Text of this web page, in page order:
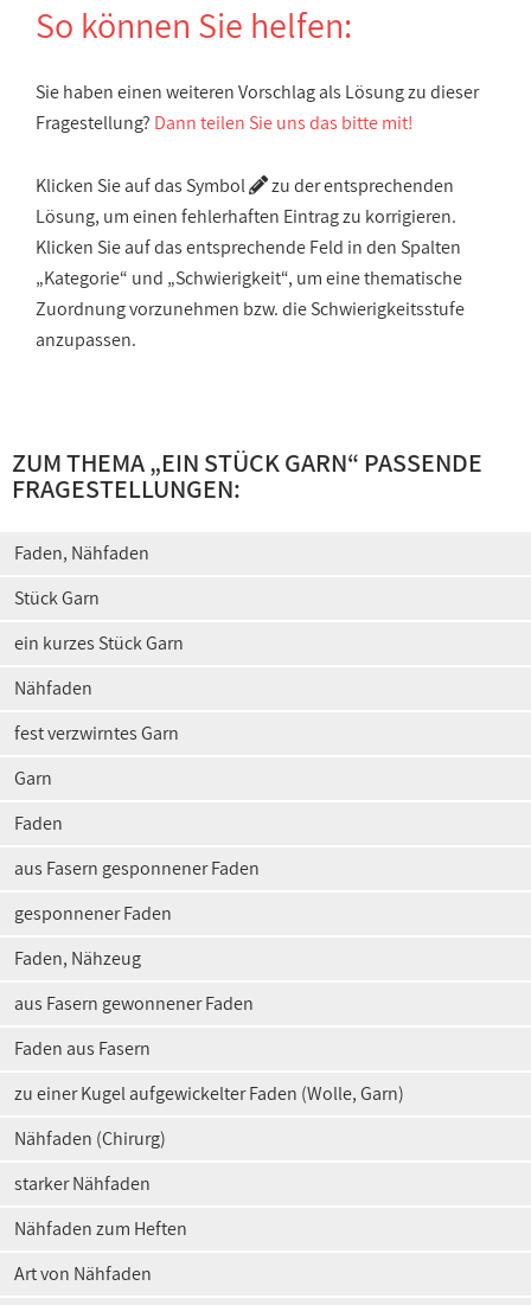
So können Sie helfen:
Sie haben einen weiteren Vorschlag als Lösung zu dieser
Fragestellung? Dann teilen Sie uns das bitte mit!
Klicken Sie auf das Symbol
zu der entsprechenden
Lösung, um einen fehlerhaften Eintrag zu korrigieren.
Klicken Sie auf das entsprechende Feld in den Spalten
„Kategorie“ und „Schwierigkeit“, um eine thematische
Zuordnung vorzunehmen bzw. die Schwierigkeitsstufe
anzupassen.
ZUM THEMA „EIN STÜCK GARN“ PASSENDE
FRAGESTELLUNGEN:
Faden, Nähfaden
Stück Garn
ein kurzes Stück Garn
Nähfaden
fest verzwirntes Garn
Garn
Faden
aus Fasern gesponnener Faden
gesponnener Faden
Faden, Nähzeug
aus Fasern gewonnener Faden
Faden aus Fasern
zu einer Kugel aufgewickelter Faden (Wolle, Garn)
Nähfaden (Chirurg)
starker Nähfaden
Nähfaden zum Heften
Art von Nähfaden